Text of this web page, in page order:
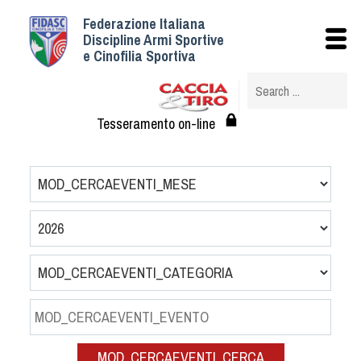
Federazione Italiana
Discipline Armi Sportive
e Cinofilia Sportiva
Tesseramento on-line
Istituzionale
Struttura
Albo Veterinari federali
Tesseramento e Affiliazioni
Statuto e Regolamenti
Federazione Trasparente
Assicurazione
Convenzioni
Società
Tesserati